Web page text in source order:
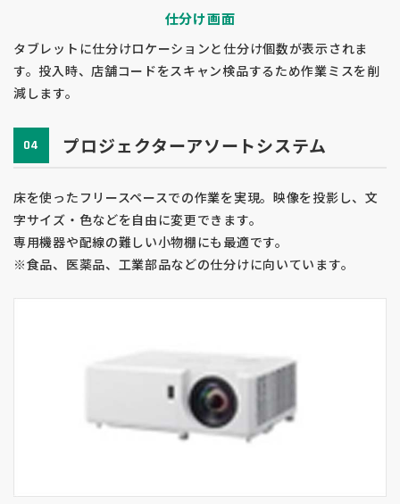
仕分け画面
タブレットに仕分けロケーションと仕分け個数が表示されま
す。投入時、店舗コードをスキャン検品するため作業ミスを削
減します。
04 プロジェクターアソートシステム
床を使ったフリースペースでの作業を実現。映像を投影し、文
字サイズ・色などを自由に変更できます。
専用機器や配線の難しい小物棚にも最適です。
※食品、医薬品、工業部品などの仕分けに向いています。